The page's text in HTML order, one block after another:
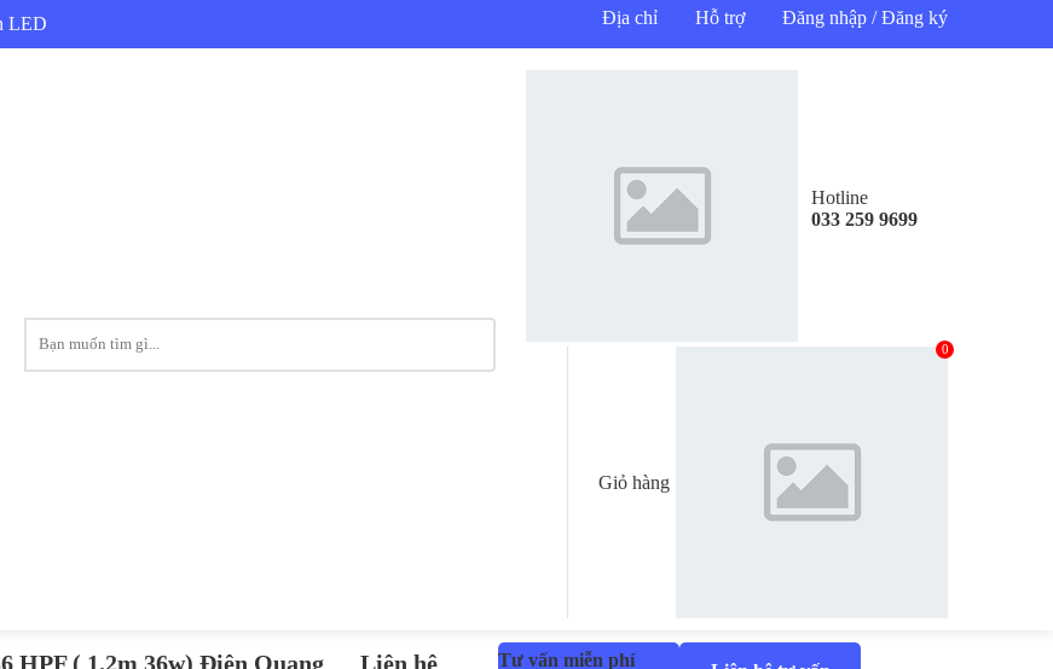
LED Địa chỉ Hỗ trợ Đăng nhập / Đăng ký
Hotline
033 259 9699
Giỏ hàng
0
HPF ( 1.2m 36w) Điện Quang Liên hệ
Tư vấn miễn phí